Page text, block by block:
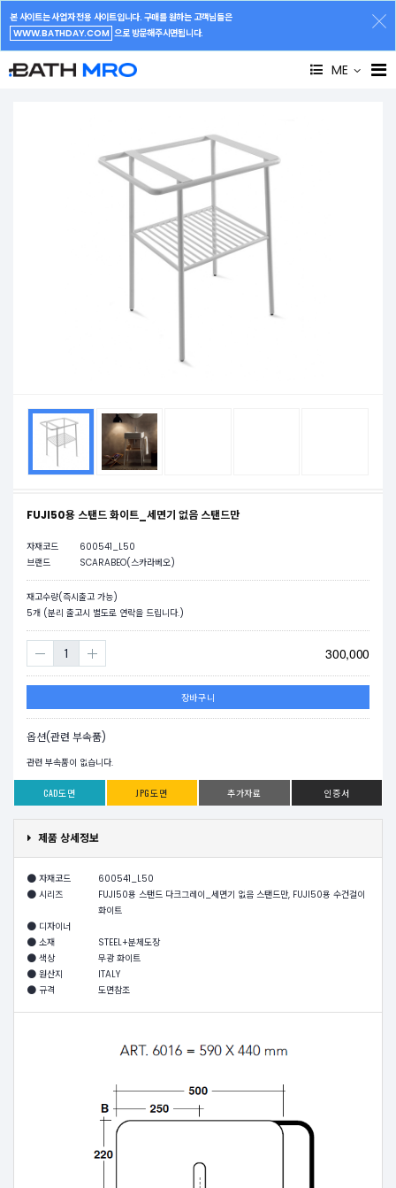
본 사이트는 사업자 전용 사이트입니다. 구매를 원하는 고객님들은
WWW.BATHDAY.COM 으로 방문해주시면됩니다.
ME
FUJI50용 스탠드 화이트_세면기 없음 스탠드만
자재코드
600541_L50
브랜드
SCARABEO(스카라베오)
재고수량(즉시출고 가능)
5개 (분리 출고시 별도로 연락을 드립니다.)
300,000
장바구니
옵션(관련 부속품)
관련 부속품이 없습니다.
CAD도면 JPG도면 추가자료 인증서
제품 상세정보
자재코드
600541_L50
시리즈
FUJI50용 스탠드 다크그레이_세면기 없음 스탠드만, FUJI50용 수건걸이
화이트
디자이너
소재
STEEL+분체도장
색상
무광 화이트
원산지
ITALY
규격
도면참조